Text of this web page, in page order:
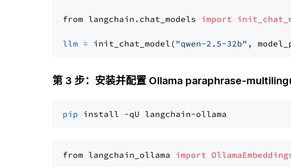
from langchain.chat_models import
llm = init_chat_model( "qwen-2.5-32b" ,
第 3 步：安装并配置 Ollama paraphrase-
pip
from langchain_ollama import